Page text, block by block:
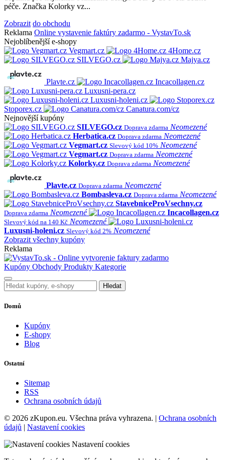
péče. Značka Kolorky vz...
Zobrazit do obchodu
Reklama Online vystavenie faktúry zadarmo - VystavTo.sk
Nejoblíbenější e-shopy
Vegmart.cz
4Home.cz
SILVEGO.cz
Majya.cz
Plavte.cz
Incacollagen.cz
Luxusni-pera.cz
Luxusni-holeni.cz
Stoporex.cz
Canatura.com/cz
Nejnovější kupóny
SILVEGO.cz Doprava zdarma Neomezené
Herbatica.cz Doprava zdarma Neomezené
Vegmart.cz Slevový kód 10% Neomezené
Vegmart.cz Doprava zdarma Neomezené
Kolorky.cz Doprava zdarma Neomezené
Plavte.cz Doprava zdarma Neomezené
Bombasleva.cz Doprava zdarma Neomezené
StavebniceProVsechny.cz
Doprava zdarma Neomezené Incacollagen.cz
Slevový kód na 140 Kč Neomezené
Luxusni-holeni.cz Slevový kód 2% Neomezené
Zobrazit všechny kupóny
Reklama
Kupóny Obchody Produkty Kategorie
Hledat
Domů
Kupóny
E-shopy
Blog
Ostatní
Sitemap
RSS
Ochrana osobních údajů
© 2026 zKupon.eu. Všechna práva vyhrazena. | Ochrana osobních
údajů | Nastavení cookies
Nastavení cookies